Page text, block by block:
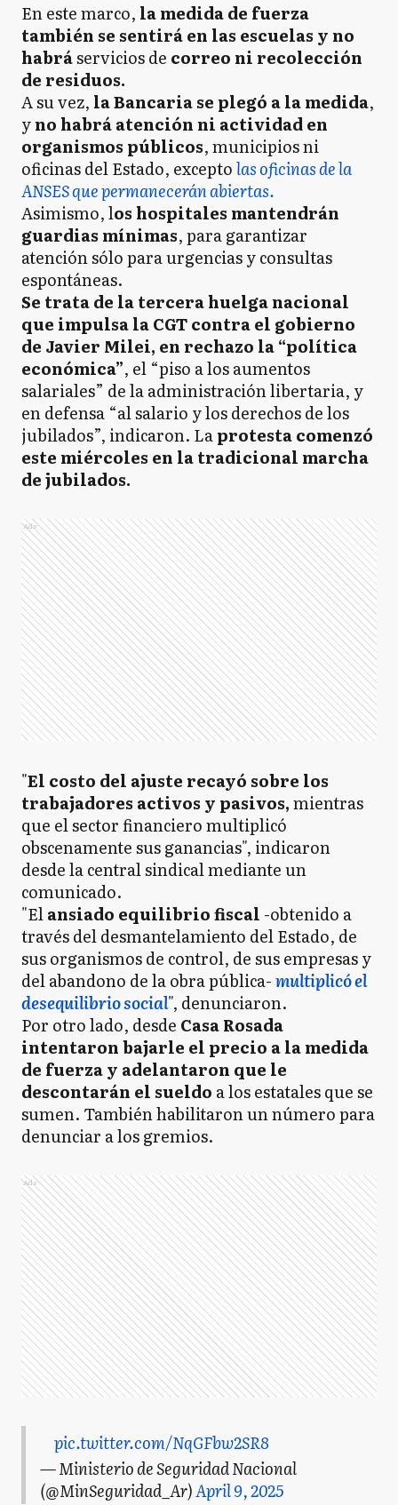
En este marco, la medida de fuerza
también se sentirá en las escuelas y no
habráservicios de correo ni recolección
de residuos.
A su vez, la Bancaria se plegó a la medida,
yno habrá atención ni actividad en
organismos públicos, municipios ni
oficinas del Estado, exceptolas oficinas de la
ANSES que permanecerán abiertas.
Asimismo, los hospitales mantendrán
guardias mínimas, para garantizar
atención sólo para urgencias y consultas
espontáneas.
Se trata de la tercera huelga nacional
que impulsa la CGT contra el gobierno
de Javier Milei, en rechazo la “política
económica”, el “piso a los aumentos
salariales” de la administración libertaria, y
en defensa “al salario y los derechos de los
jubilados”, indicaron. Laprotesta comenzó
este miércoles en la tradicional marcha
de jubilados.
Ads
"El costo del ajuste recayó sobre los
trabajadores activos y pasivos,mientras
que el sector financiero multiplicó
obscenamente sus ganancias", indicaron
desde la central sindical mediante un
comunicado.
"Elansiado equilibrio fiscal -obtenido a
través del desmantelamiento del Estado, de
sus organismos de control, de sus empresas y
del abandono de la obra pública-multiplicó el
desequilibrio social", denunciaron.
Por otro lado, desde Casa Rosada
intentaron bajarle el precio a la medida
de fuerza y adelantaron que le
descontarán el sueldo a los estatales que se
sumen. También habilitaron un número para
denunciar a los gremios.
Ads
pic.twitter.com/NqGFbw2SR8
— Ministerio de Seguridad Nacional
(@MinSeguridad_Ar)April 9, 2025